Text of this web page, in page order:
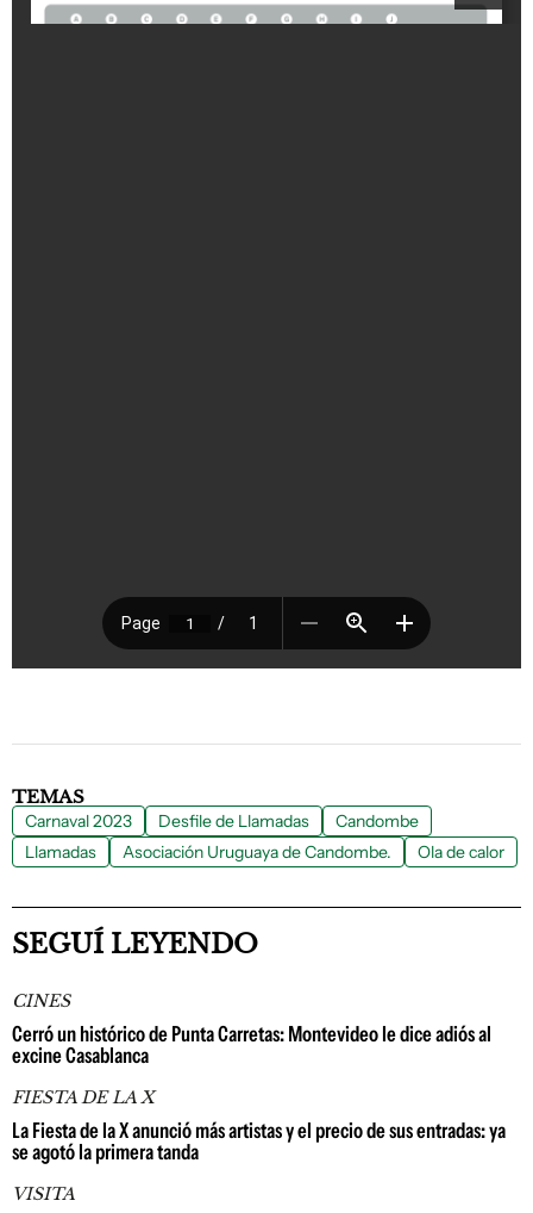
TEMAS
Carnaval 2023 Desfile de Llamadas
Candombe
Llamadas
Asociación Uruguaya de Candombe. Ola de calor
SEGUÍ LEYENDO
CINES
Cerró un histórico de Punta Carretas: Montevideo le dice adiós al
excine Casablanca
FIESTA DE LA X
La Fiesta de la X anunció más artistas y el precio de sus entradas: ya
se agotó la primera tanda
VISITA